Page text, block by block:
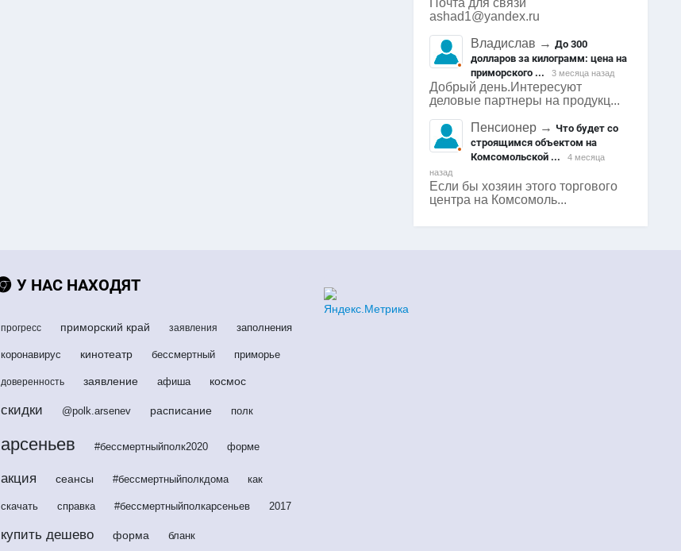
Почта для связи
ashad1@yandex.ru
Владислав →До 300
долларов за килограмм: цена на
приморского ...
3 месяца назад
Добрый день.Интересуют
деловые партнеры на продукц...
Пенсионер →Что будет со
строящимся объектом на
Комсомольской ...
4 месяца
назад
Если бы хозяин этого торгового
центра на Комсомоль...
У НАС НАХОДЯТ
прогресс приморский край заявления заполнения
коронавирус кинотеатр бессмертный приморье
доверенность заявление афиша космос
скидки @polk.arsenev расписание полк
арсеньев #бессмертныйполк2020 форме
акция сеансы #бессмертныйполкдома как
скачать справка #бессмертныйполкарсеньев 2017
купить дешево форма бланк